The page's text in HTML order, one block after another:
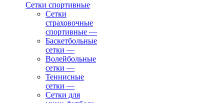
Сетки спортивные
Сетки
страховочные
спортивные —
Баскетбольные
сетки —
Волейбольные
сетки —
Теннисные
сетки —
Сетки для